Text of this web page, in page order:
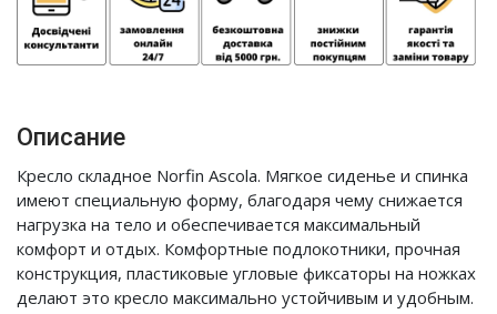
Описание
Кресло складное Norfin Ascola. Мягкое сиденье и спинка
имеют специальную форму, благодаря чему снижается
нагрузка на тело и обеспечивается максимальный
комфорт и отдых. Комфортные подлокотники, прочная
конструкция, пластиковые угловые фиксаторы на ножках
делают это кресло максимально устойчивым и удобным.